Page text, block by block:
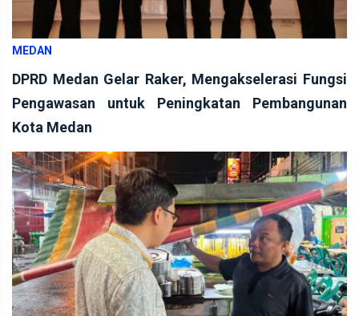
MEDAN
DPRD Medan Gelar Raker, Mengakselerasi Fungsi
Pengawasan untuk Peningkatan Pembangunan
Kota Medan